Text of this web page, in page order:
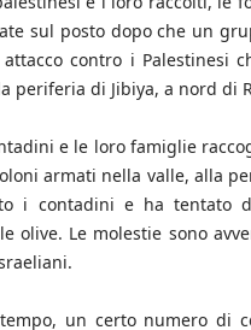
sul posto dopo che un
contro i Palestinesi
periferia di Jibiya, a nord di
e le loro famiglie
armati nella valle, alla
i contadini e ha tentato
olive. Le molestie sono
un certo numero di